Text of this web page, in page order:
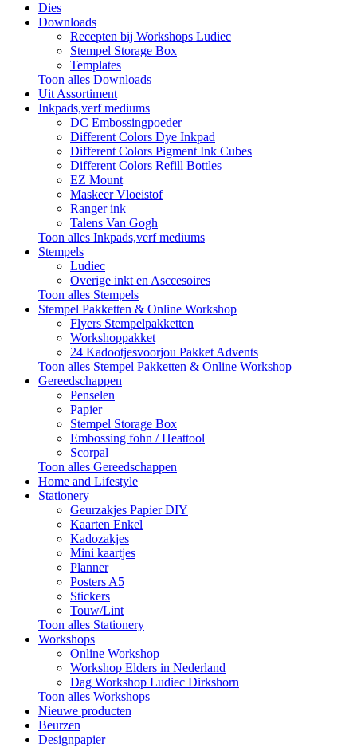
Dies
Downloads
Recepten bij Workshops Ludiec
Stempel Storage Box
Templates
Toon alles Downloads
Uit Assortiment
Inkpads,verf mediums
DC Embossingpoeder
Different Colors Dye Inkpad
Different Colors Pigment Ink Cubes
Different Colors Refill Bottles
EZ Mount
Maskeer Vloeistof
Ranger ink
Talens Van Gogh
Toon alles Inkpads,verf mediums
Stempels
Ludiec
Overige inkt en Asccesoires
Toon alles Stempels
Stempel Pakketten & Online Workshop
Flyers Stempelpakketten
Workshoppakket
24 Kadootjesvoorjou Pakket Advents
Toon alles Stempel Pakketten & Online Workshop
Gereedschappen
Penselen
Papier
Stempel Storage Box
Embossing fohn / Heattool
Scorpal
Toon alles Gereedschappen
Home and Lifestyle
Stationery
Geurzakjes Papier DIY
Kaarten Enkel
Kadozakjes
Mini kaartjes
Planner
Posters A5
Stickers
Touw/Lint
Toon alles Stationery
Workshops
Online Workshop
Workshop Elders in Nederland
Dag Workshop Ludiec Dirkshorn
Toon alles Workshops
Nieuwe producten
Beurzen
Designpapier